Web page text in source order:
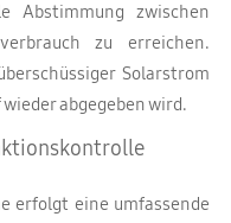
Abstimmung zwischen
zu erreichen.
Solarstrom
abgegeben wird.
erfolgt eine umfassende